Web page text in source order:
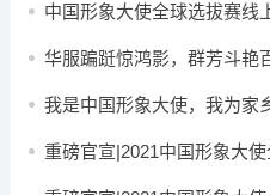
中国形象大使全球选拔赛线
华服蹁跹惊鸿影，群芳斗
心动了吗？
我是中国形象大使，我为家
重磅官宣|2021中国形象大